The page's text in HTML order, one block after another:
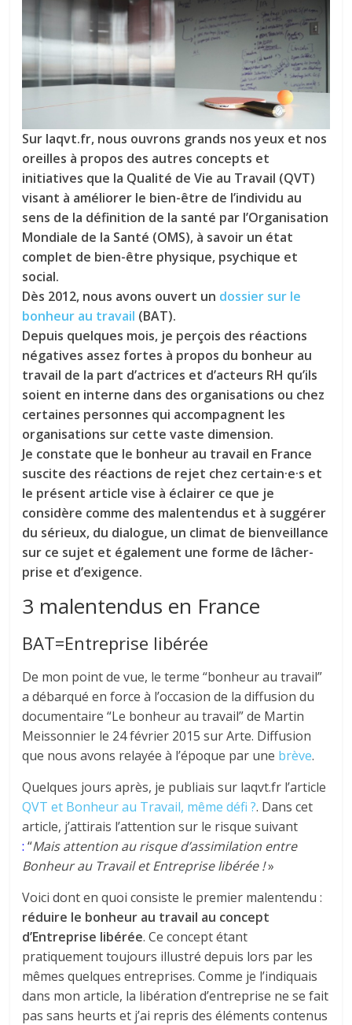
Sur laqvt.fr, nous ouvrons grands nos yeux et nos
oreilles à propos des autres concepts et
initiatives que la Qualité de Vie au Travail (QVT)
visant à améliorer le bien-être de l’individu au
sens de la définition de la santé par l’Organisation
Mondiale de la Santé (OMS), à savoir un état
complet de bien-être physique, psychique et
social.
Dès 2012, nous avons ouvert un dossier sur le
bonheur au travail (BAT).
Depuis quelques mois, je perçois des réactions
négatives assez fortes à propos du bonheur au
travail de la part d’actrices et d’acteurs RH qu’ils
soient en interne dans des organisations ou chez
certaines personnes qui accompagnent les
organisations sur cette vaste dimension.
Je constate que le bonheur au travail en France
suscite des réactions de rejet chez certain·e·s et
le présent article vise à éclairer ce que je
considère comme des malentendus et à suggérer
du sérieux, du dialogue, un climat de bienveillance
sur ce sujet et également une forme de lâcher-
prise et d’exigence.
3 malentendus en France
BAT=Entreprise libérée
De mon point de vue, le terme “bonheur au travail”
a débarqué en force à l’occasion de la diffusion du
documentaire “Le bonheur au travail” de Martin
Meissonnier le 24 février 2015 sur Arte. Diffusion
que nous avons relayée à l’époque par une brève.
Quelques jours après, je publiais sur laqvt.fr l’article
QVT et Bonheur au Travail, même défi ?. Dans cet
article, j’attirais l’attention sur le risque suivant
:“Mais attention au risque d’assimilation entre
Bonheur au Travail et Entreprise libérée !»
Voici dont en quoi consiste le premier malentendu :
réduire le bonheur au travail au concept
d’Entreprise libérée. Ce concept étant
pratiquement toujours illustré depuis lors par les
mêmes quelques entreprises. Comme je l’indiquais
dans mon article, la libération d’entreprise ne se fait
pas sans heurts et j’ai repris des éléments contenus